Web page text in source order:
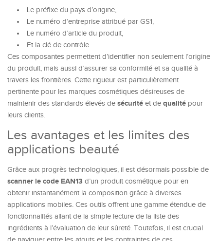
Le préfixe du pays d’origine,
Le numéro d’entreprise attribué par GS1,
Le numéro d’article du produit,
Et la clé de contrôle.
Ces composantes permettent d’identifier non seulement l’origine
du produit, mais aussi d’assurer sa conformité et sa qualité à
travers les frontières. Cette rigueur est particulièrement
pertinente pour les marques cosmétiques désireuses de
maintenir des standards élevés de sécurité et de qualité pour
leurs clients.
Les avantages et les limites des
applications beauté
Grâce aux progrès technologiques, il est désormais possible de
scanner le code EAN13 d’un produit cosmétique pour en
obtenir instantanément la composition grâce à diverses
applications mobiles. Ces outils offrent une gamme étendue de
fonctionnalités allant de la simple lecture de la liste des
ingrédients à l’évaluation de leur sûreté. Toutefois, il est crucial